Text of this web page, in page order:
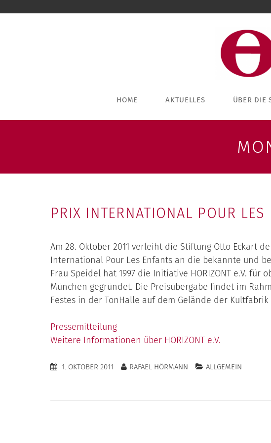
HOME AKTUELLES ÜBER DIE
PRIX INTERNATIONAL POUR LES
Am 28. Oktober 2011 verleiht die Stiftung Otto Eckart
International Pour Les Enfants an die bekannte und
Frau Speidel hat 1997 die Initiative HORIZONT e.V. für
München gegründet. Die Preisübergabe findet im
Festes in der TonHalle auf dem Gelände der Kultfabrik
Pressemitteilung
Weitere Informationen über HORIZONT e.V.
1. OKTOBER 2011 RAFAEL HÖRMANN ALLGEMEIN